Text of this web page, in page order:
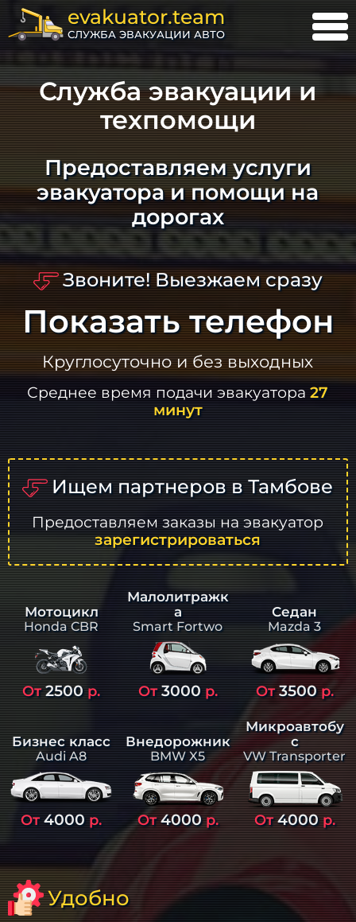
evakuator.team
СЛУЖБА ЭВАКУАЦИИ АВТО
Служба эвакуации и
техпомощи
Предоставляем услуги
эвакуатора и помощи на
дорогах
Звоните! Выезжаем сразу
Показать телефон
Круглосуточно и без выходных
Среднее время подачи эвакуатора27
минут
Ищем партнеров в Тамбове
Предоставляем заказы на эвакуатор
зарегистрироваться
Мотоцикл
Honda CBR
От2500р.
Малолитражк
а
Smart Fortwo
От3000р.
Седан
Mazda 3
От3500р.
Бизнес класс
Audi A8
От4000 р.
Внедорожник
BMW X5
От4000р.
Микроавтобу
с
VW Transporter
От4000р.
Удобно